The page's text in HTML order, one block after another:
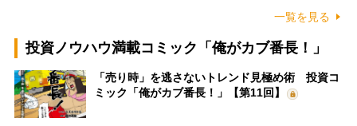
一覧を見る
投資ノウハウ満載コミック「俺がカブ番長！」
「売り時」を逃さないトレンド見極め術 投資コ
ミック「俺がカブ番長！」【第11回】